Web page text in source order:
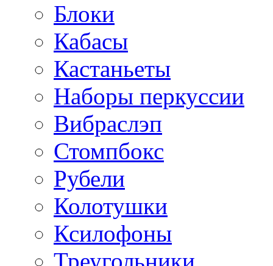
Блоки
Кабасы
Кастаньеты
Наборы перкуссии
Вибраслэп
Стомпбокс
Рубели
Колотушки
Ксилофоны